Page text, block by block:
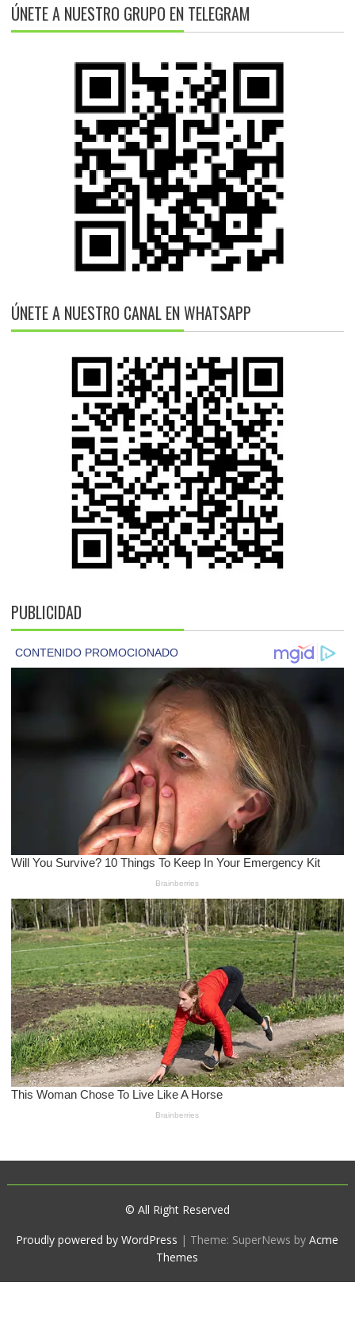
ÚNETE A NUESTRO GRUPO EN TELEGRAM
ÚNETE A NUESTRO CANAL EN WHATSAPP
PUBLICIDAD
© All Right Reserved
Proudly powered by WordPress | Theme: SuperNews byAcme
Themes